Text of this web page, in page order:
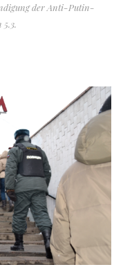
der Anti-Putin-
5.3.